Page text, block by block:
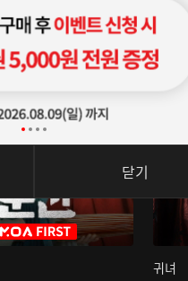
귀녀
닫기